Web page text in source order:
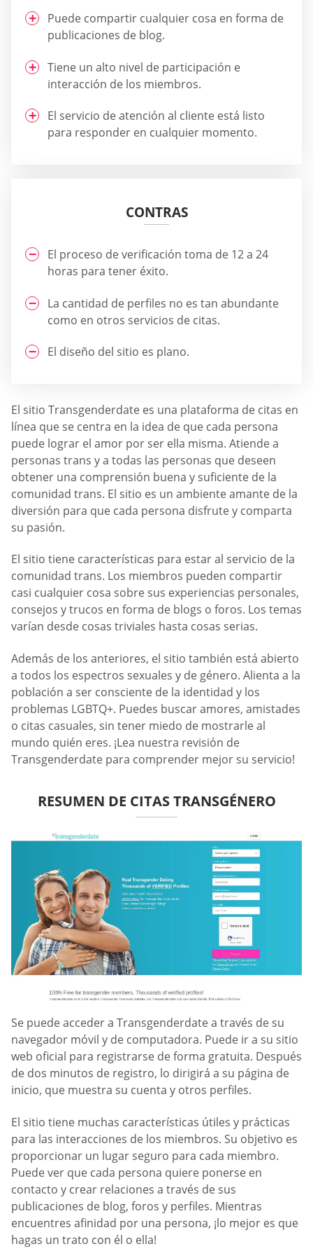
Puede compartir cualquier cosa en forma de
publicaciones de blog.
Tiene un alto nivel de participación e
interacción de los miembros.
El servicio de atención al cliente está listo
para responder en cualquier momento.
CONTRAS
El proceso de verificación toma de 12 a 24
horas para tener éxito.
La cantidad de perfiles no es tan abundante
como en otros servicios de citas.
El diseño del sitio es plano.
El sitio Transgenderdate es una plataforma de citas en
línea que se centra en la idea de que cada persona
puede lograr el amor por ser ella misma. Atiende a
personas trans y a todas las personas que deseen
obtener una comprensión buena y suficiente de la
comunidad trans. El sitio es un ambiente amante de la
diversión para que cada persona disfrute y comparta
su pasión.
El sitio tiene características para estar al servicio de la
comunidad trans. Los miembros pueden compartir
casi cualquier cosa sobre sus experiencias personales,
consejos y trucos en forma de blogs o foros. Los temas
varían desde cosas triviales hasta cosas serias.
Además de los anteriores, el sitio también está abierto
a todos los espectros sexuales y de género. Alienta a la
población a ser consciente de la identidad y los
problemas LGBTQ+. Puedes buscar amores, amistades
o citas casuales, sin tener miedo de mostrarle al
mundo quién eres. ¡Lea nuestra revisión de
Transgenderdate para comprender mejor su servicio!
RESUMEN DE CITAS TRANSGÉNERO
Se puede acceder a Transgenderdate a través de su
navegador móvil y de computadora. Puede ir a su sitio
web oficial para registrarse de forma gratuita. Después
de dos minutos de registro, lo dirigirá a su página de
inicio, que muestra su cuenta y otros perfiles.
El sitio tiene muchas características útiles y prácticas
para las interacciones de los miembros. Su objetivo es
proporcionar un lugar seguro para cada miembro.
Puede ver que cada persona quiere ponerse en
contacto y crear relaciones a través de sus
publicaciones de blog, foros y perfiles. Mientras
encuentres afinidad por una persona, ¡lo mejor es que
hagas un trato con él o ella!